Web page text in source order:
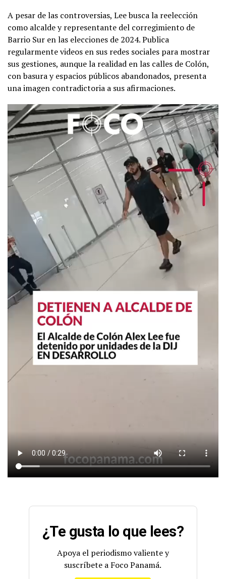
A pesar de las controversias, Lee busca la reelección
como alcalde y representante del corregimiento de
Barrio Sur en las elecciones de 2024. Publica
regularmente videos en sus redes sociales para mostrar
sus gestiones, aunque la realidad en las calles de Colón,
con basura y espacios públicos abandonados, presenta
una imagen contradictoria a sus afirmaciones.
¿Te gusta lo que lees?
Apoya el periodismo valiente y
suscríbete a Foco Panamá.